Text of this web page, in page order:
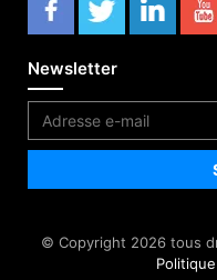
Newsletter
© Copyright 2026 tous